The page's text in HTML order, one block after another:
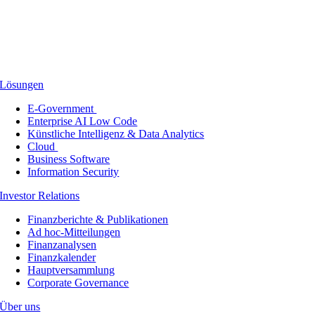
Lösungen
E-Government
Enterprise AI Low Code
Künstliche Intelligenz & Data Analytics
Cloud
Business Software
Information Security
Investor Relations
Finanzberichte & Publikationen
Ad hoc-Mitteilungen
Finanzanalysen
Finanzkalender
Hauptversammlung
Corporate Governance
Über uns